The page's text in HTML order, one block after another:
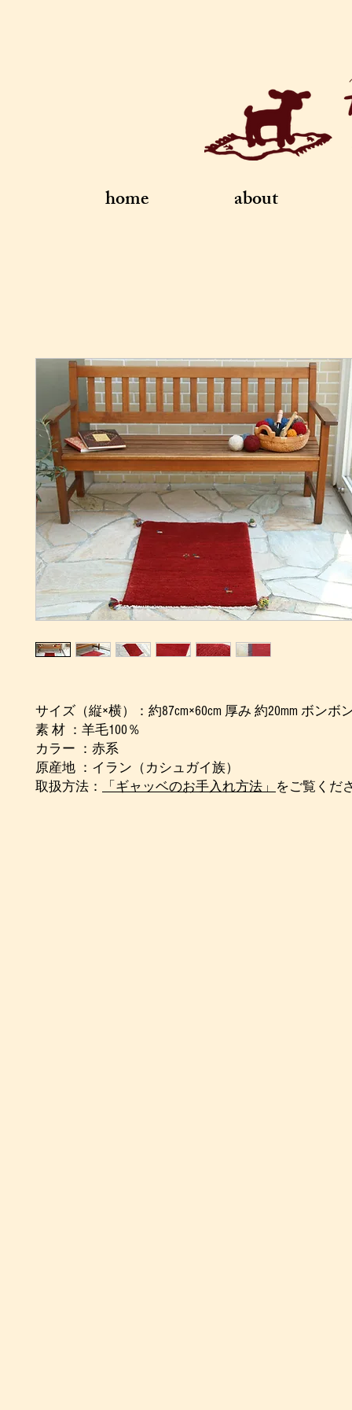
home about
サイズ（縦×横）：約87cm×60cm 厚み 約20mm ボンボ
素 材 ：羊毛100％
カラー ：赤系
原産地 ：イラン（カシュガイ族）
取扱方法：
「ギャッベのお手入れ方法」 をご覧くだ